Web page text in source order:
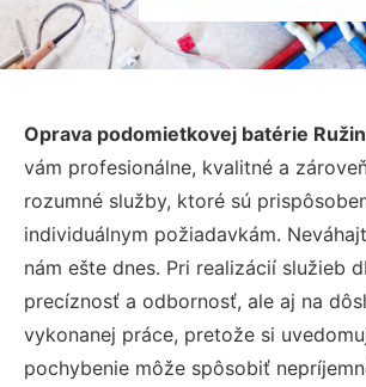
Oprava podomietkovej batérie
vám profesionálne, kvalitné a
rozumné služby, ktoré sú
individuálnym požiadavkám.
nám ešte dnes. Pri realizácií služieb
precíznosť a odbornosť, ale aj na
vykonanej práce, pretože si
pochybenie môže spôsobiť